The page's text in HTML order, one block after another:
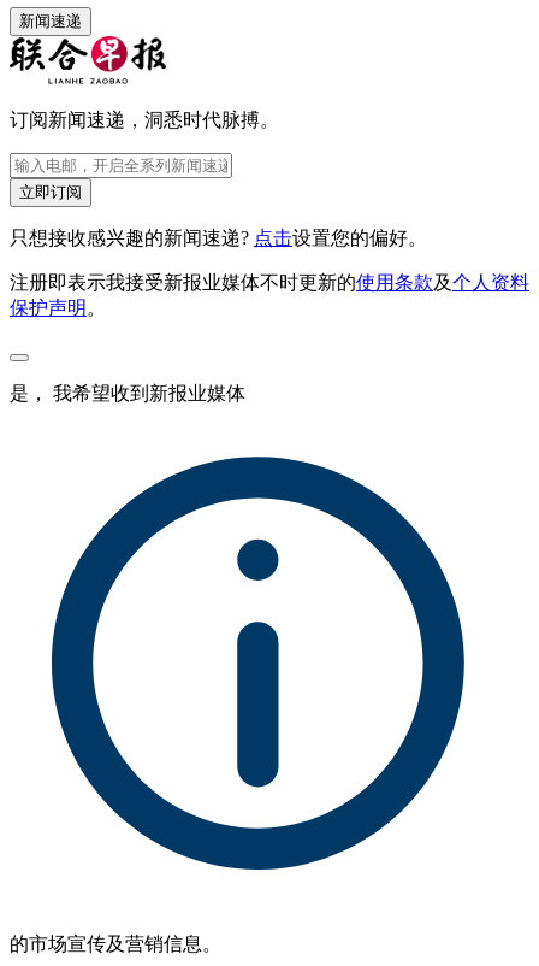
新闻速递
订阅新闻速递，洞悉时代脉搏。
立即订阅
只想接收感兴趣的新闻速递? 点击设置您的偏好。
注册即表示我接受新报业媒体不时更新的使用条款及个人资料
保护声明 。
是， 我希望收到新报业媒体
的市场宣传及营销信息。